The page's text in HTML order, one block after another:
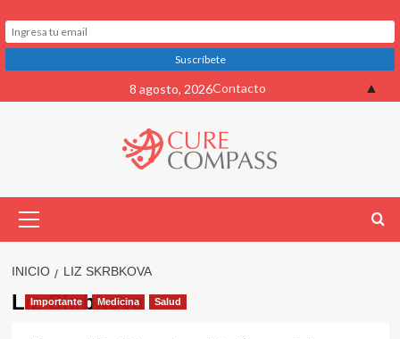
al
8 agosto, 2026Contacto
primario
INICIO LIZ SKRBKOVA
Liz Skrbkova
Importante Medicina Salud
▲